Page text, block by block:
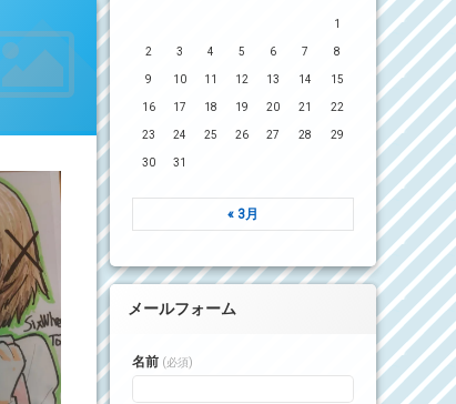
1
2 3 4 5 6 7 8
9 10 11 12 13 14 15
16 17 18 19 20 21 22
23 24 25 26 27 28 29
30 31
« 3月
メールフォーム
名前 (必須)